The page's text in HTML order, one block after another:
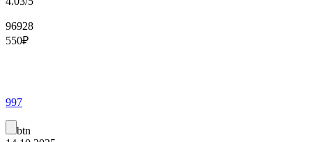
96928
550₽
997
btn